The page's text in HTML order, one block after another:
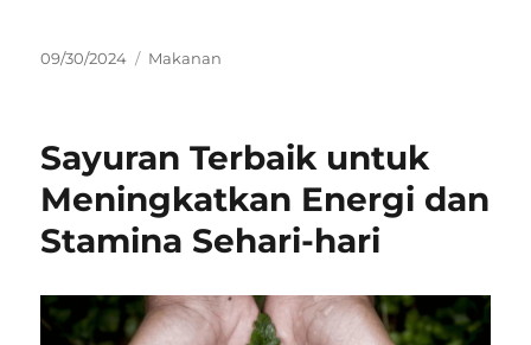
Posted
09/30/2024 Categories
Makanan
Sayuran Terbaik untuk
Meningkatkan Energi dan
Stamina Sehari-hari